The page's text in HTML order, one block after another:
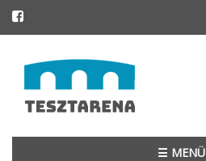
to
content
☰ MENÜ